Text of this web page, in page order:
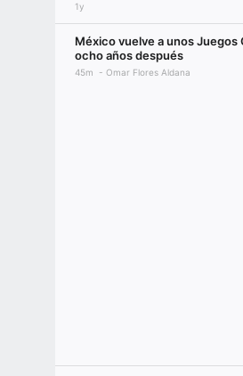
1y
México vuelve a unos Juegos
ocho años después
45m Omar Flores Aldana